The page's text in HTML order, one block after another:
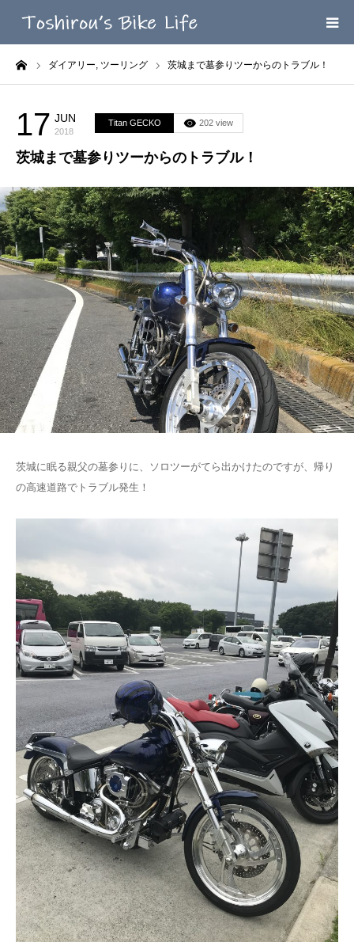
ダイアリー, ツーリング 茨城まで墓参りツーからのトラブル！
17 JUN
2018
Titan GECKO 202 view
茨城まで墓参りツーからのトラブル！
茨城に眠る親父の墓参りに、ソロツーがてら出かけたのですが、帰り
の高速道路でトラブル発生！
HOME
MEGA MENU
INFOMATION
LINK’ｓ
CONTACT